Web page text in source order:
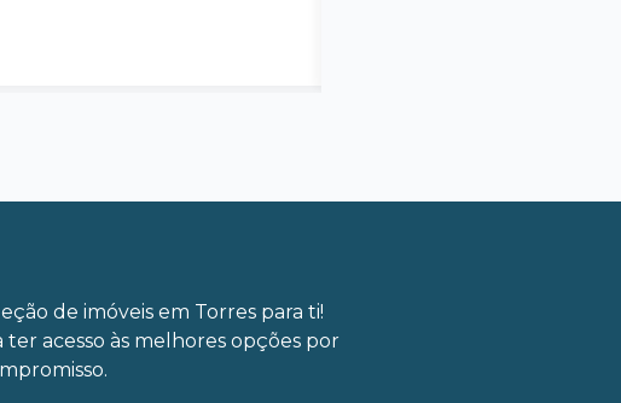
de imóveis em Torres para ti!
acesso às melhores opções por